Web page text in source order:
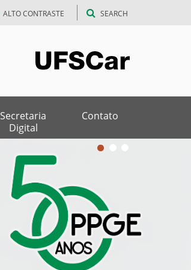
ALTO CONTRASTE SEARCH
Secretaria
Digital
Contato
1